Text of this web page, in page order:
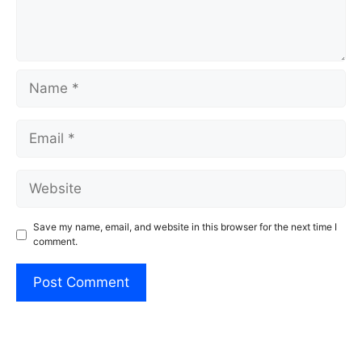
Name
Email
Website
Save my name, email, and website in this browser for the next time I
comment.